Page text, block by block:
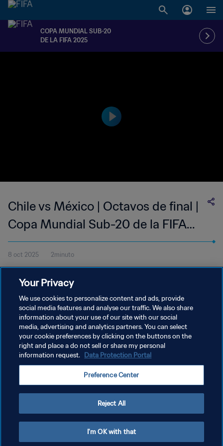
COPA MUNDIAL SUB-20
DE LA FIFA 2025
Chile vs México | Octavos de final |
Copa Mundial Sub-20 de la FIFA
Chile 2025™ | Resumen
8 oct 2025 2minuto
disputado en el Estadio Elías Figueroa Brander el martes 7 de
octubre a las 20:00 (hora local).
POLÍTICA DE PRIVACIDAD
AJUSTAR LA CONFIGURACIÓN DE LAS COOKIES
Copyright © 1994 - 2026 FIFA. Todos los derechos reservados.
Your Privacy
We use cookies to personalize content and ads, provide
social media features and analyse our traffic. We also share
information about your use of our site with our social
media, advertising and analytics partners. You can select
your cookie preferences by clicking on the buttons on the
right and place a do not sell or share my personal
information request. Data Protection Portal
Preference Center
Reject All
I'm OK with that